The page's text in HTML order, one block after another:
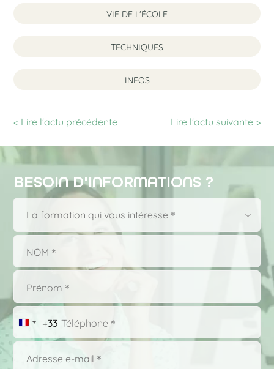
VIE DE L'ÉCOLE
TECHNIQUES
INFOS
< Lire l'actu précédente Lire l'actu suivante >
BESOIN D'INFORMATIONS ?
Choisissez
dans
la
La formation qui vous intéresse＊
+33